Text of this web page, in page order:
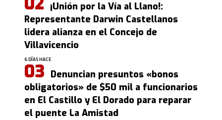
¡Unión por la Vía al Llano!:
Representante Darwin Castellanos
lidera alianza en el Concejo de
Villavicencio
6 DÍAS HACE
Denuncian presuntos «bonos
obligatorios» de $50 mil a funcionarios
en El Castillo y El Dorado para reparar
el puente La Amistad